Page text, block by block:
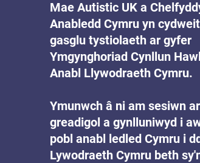
Mae Autistic UK a
Anabledd Cymru yn
gasglu tystiolaeth ar gyfer
Ymgynghoriad Cynllun
Anabl Llywodraeth Cymru.
Ymunwch â ni am sesiwn
greadigol a gynlluniwyd i
pobl anabl ledled Cymru i
Lywodraeth Cymru beth